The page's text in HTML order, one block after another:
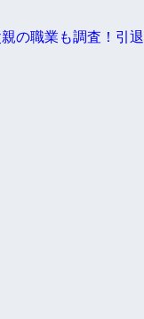
の職業も調査！引退